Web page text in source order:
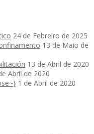
24 de Febreiro de 2025
13 de Maio de
13 de Abril de 2020
Abril de 2020
1 de Abril de 2020